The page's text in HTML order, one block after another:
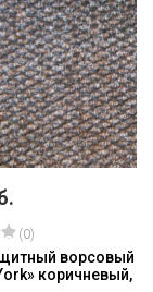
(0)
ворсовый
коричневый,